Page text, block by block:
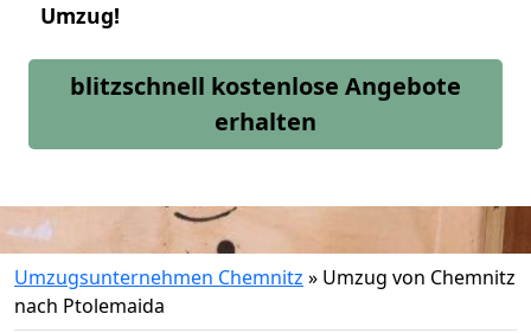
Umzug!
blitzschnell kostenlose Angebote
erhalten
Umzugsunternehmen Chemnitz » Umzug von Chemnitz
nach Ptolemaida